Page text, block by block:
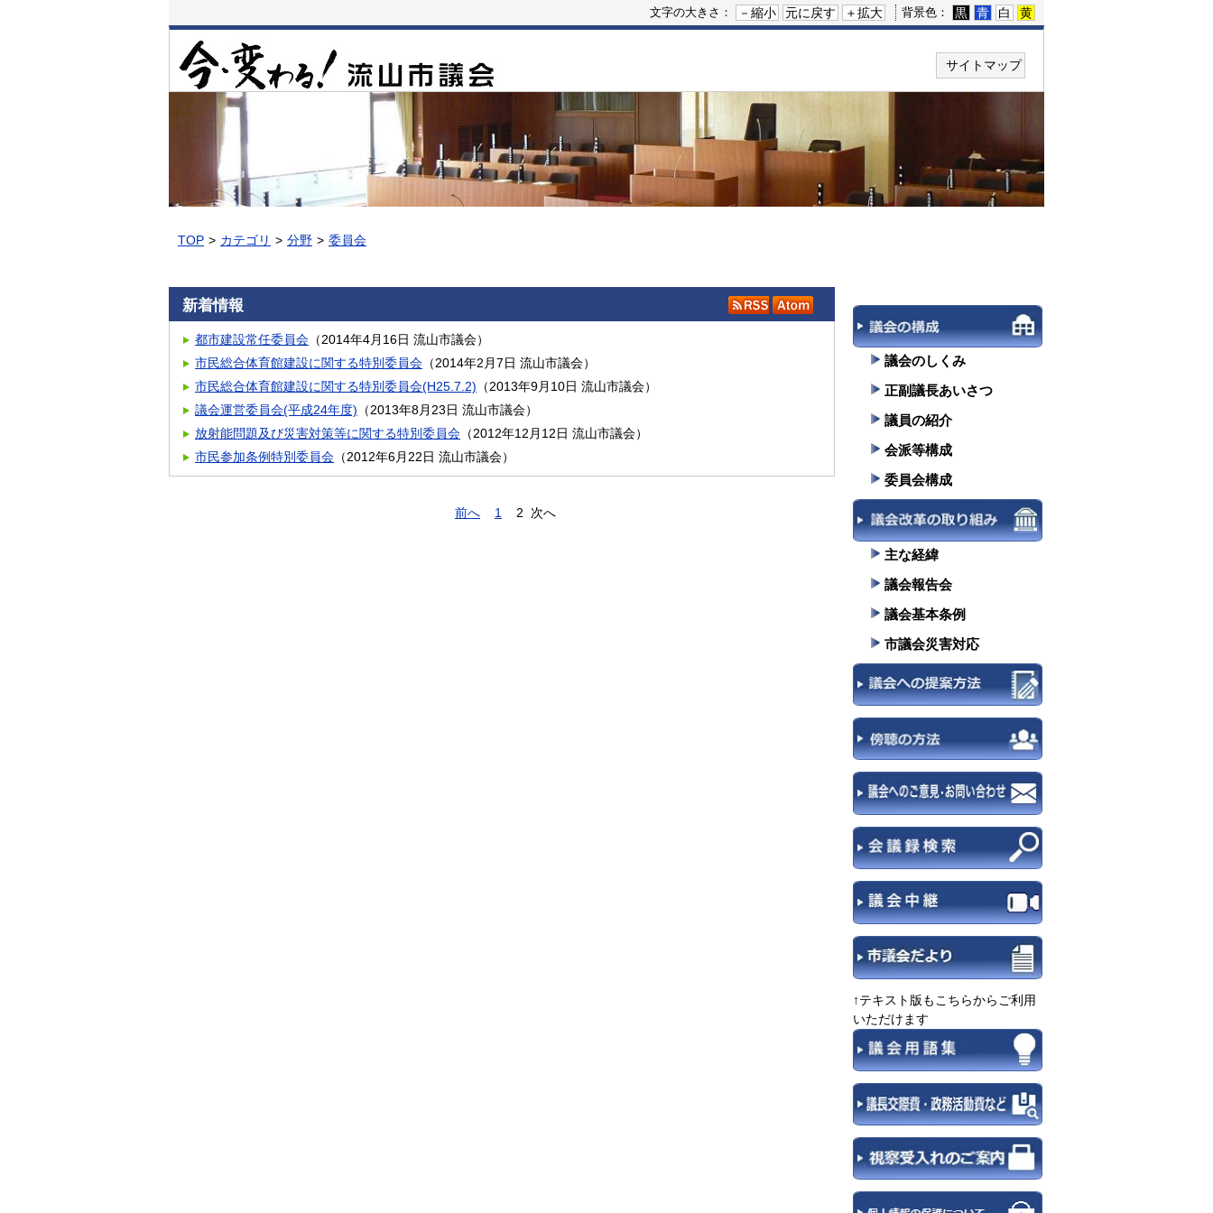
文
移
動
文字の大きさ： －縮小 元に戻す ＋拡大 背景色： 黒 青 白 黄
サイトマップ
TOP カテゴリ 分野 委員会
新着情報 RSS
都市建設常任委員会 （2014年4月16日 流山市議会）
市民総合体育館建設に関する特別委員会 （2014年2月7日 流山市議会）
市民総合体育館建設に関する特別委員会(H25.7.2) （2013年9月10日 流山市議会）
議会運営委員会(平成24年度) （2013年8月23日 流山市議会）
放射能問題及び災害対策等に関する特別委員会 （2012年12月12日 流山市議会）
市民参加条例特別委員会 （2012年6月22日 流山市議会）
前へ 1 2 次へ
議会のしくみ
正副議長あいさつ
議員の紹介
会派等構成
委員会構成
主な経緯
議会報告会
議会基本条例
市議会災害対応
↑テキスト版もこちらからご利用
いただけます